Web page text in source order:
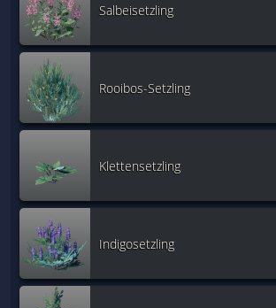
Salbeisetzling
Rooibos-Setzling
Klettensetzling
Indigosetzling